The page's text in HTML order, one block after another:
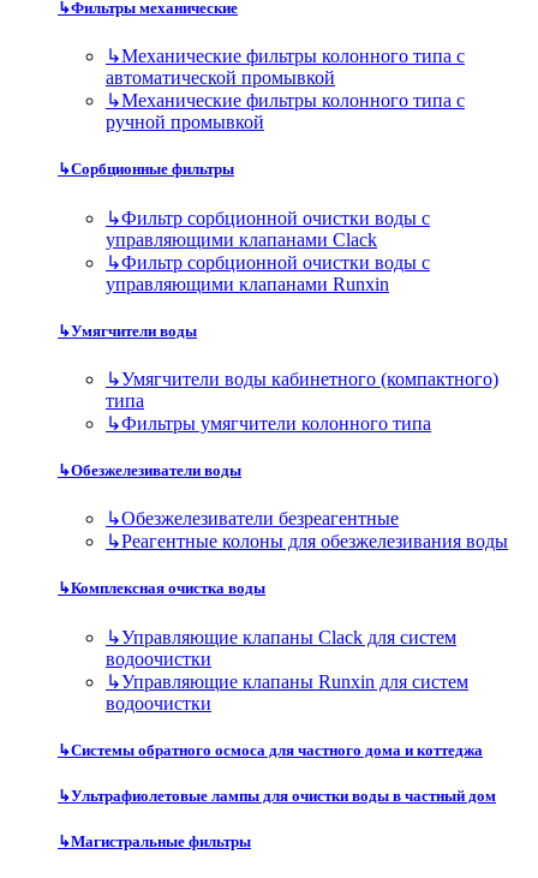
↳Фильтры механические
↳Механические фильтры колонного типа с
автоматической промывкой
↳Механические фильтры колонного типа с
ручной промывкой
↳Сорбционные фильтры
↳Фильтр сорбционной очистки воды с
управляющими клапанами Clack
↳Фильтр сорбционной очистки воды с
управляющими клапанами Runxin
↳Умягчители воды
↳Умягчители воды кабинетного (компактного)
типа
↳Фильтры умягчители колонного типа
↳Обезжелезиватели воды
↳Обезжелезиватели безреагентные
↳Реагентные колоны для обезжелезивания воды
↳Комплексная очистка воды
↳Управляющие клапаны Clack для систем
водоочистки
↳Управляющие клапаны Runxin для систем
водоочистки
↳Системы обратного осмоса для частного дома и коттеджа
↳Ультрафиолетовые лампы для очистки воды в частный дом
↳Магистральные фильтры